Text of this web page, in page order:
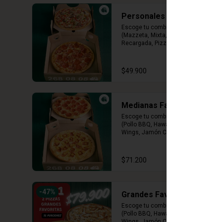
Personales Premium
Escoge tu combinación perfecta
(Mazzeta, Mixta, Hawaiana
Recargada, Pizza Fuego, Carnes,
$49.900
Medianas Favoritas
Escoge tu combinación perfecta
(Pollo BBQ, Hawaiana, Buffalo
Wings, Jamón Champiñon,
$71.200
-47% Grandes Favoritas
Escoge tu combinación perfecta
(Pollo BBQ, Hawaiana, Buffalo